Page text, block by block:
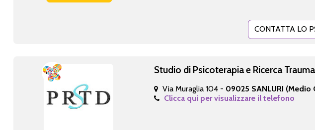
CONTATTA LO
Studio di Psicoterapia e Ricerca
Via Muraglia 104 - 09025 SANLURI (Medio
Clicca qui per visualizzare il telefono